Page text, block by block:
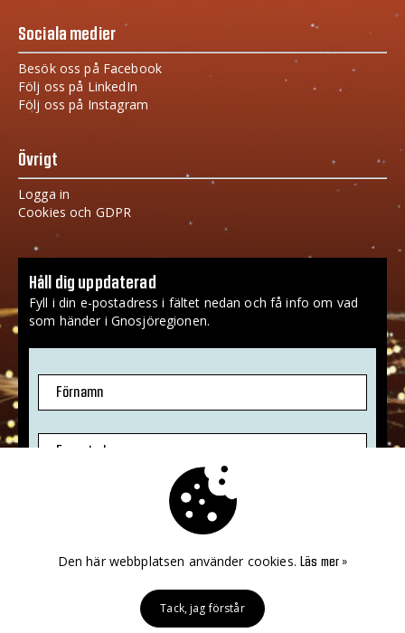
Sociala medier
Besök oss på Facebook
Följ oss på LinkedIn
Följ oss på Instagram
Övrigt
Logga in
Cookies och GDPR
Håll dig uppdaterad
Fyll i din e-postadress i fältet nedan och få info om vad
som händer i Gnosjöregionen.
Förnamn
E-postadress
Jag godkänner att mina uppgifter sparas.
PRENUMERERA!
Den här webbplatsen använder cookies.Läs mer »
Tack, jag förstår